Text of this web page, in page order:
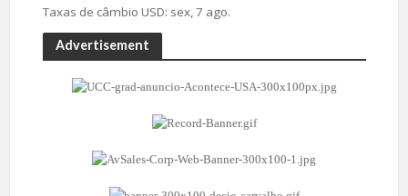
Taxas de câmbio USD: sex, 7 ago.
Advertisement